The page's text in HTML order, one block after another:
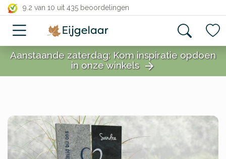
9.2 van 10 uit 435 beoordelingen
close
close
Aanstaande zaterdag: Kom inspiratie opdoen
in onze winkels arrow_forward